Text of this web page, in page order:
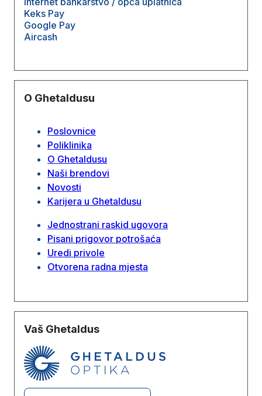
Keks Pay
Google Pay
Aircash
O Ghetaldusu
Poslovnice
Poliklinika
O Ghetaldusu
Naši brendovi
Novosti
Karijera u Ghetaldusu
Jednostrani raskid ugovora
Pisani prigovor potrošaća
Uredi privole
Otvorena radna mjesta
Vaš Ghetaldus